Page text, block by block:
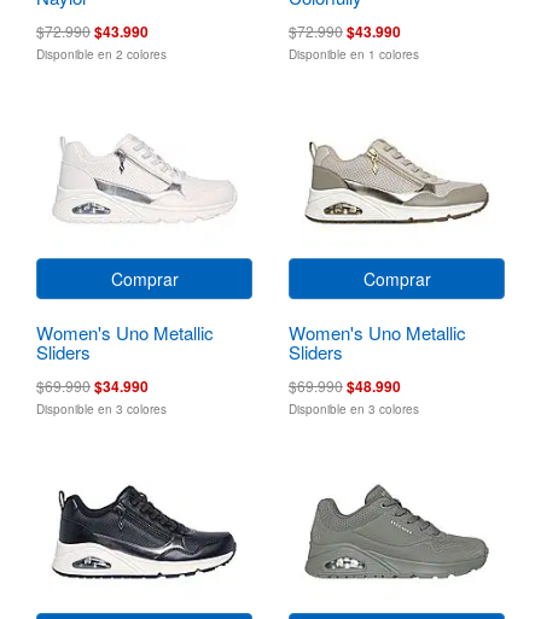
$72.990$43.990
Disponible en 2 colores
$72.990$43.990
Disponible en 1 colores
Comprar
Women's Uno Metallic
Sliders
$69.990$34.990
Disponible en 3 colores
Comprar
Women's Uno Metallic
Sliders
$69.990$48.990
Disponible en 3 colores